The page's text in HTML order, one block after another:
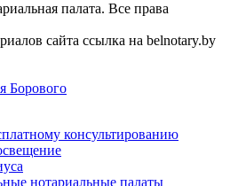
палата. Все права
сайта ссылка на belnotary.by
Борового
консультированию
нотариальные палаты